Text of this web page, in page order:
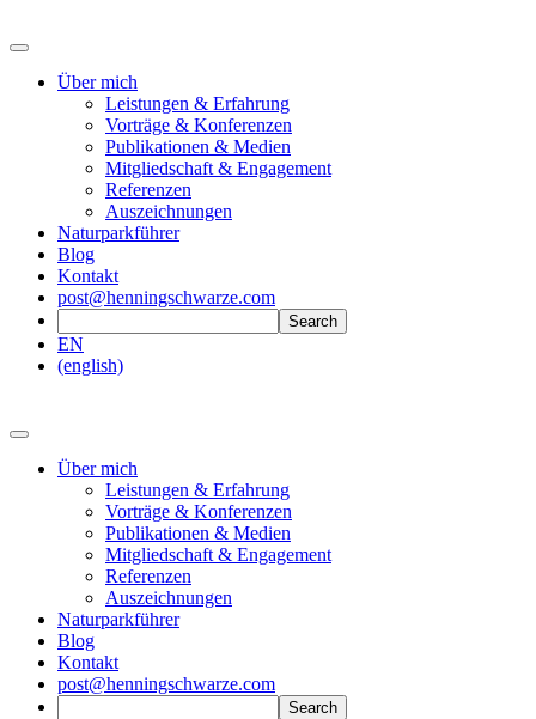
Über mich
Leistungen & Erfahrung
Vorträge & Konferenzen
Publikationen & Medien
Mitgliedschaft & Engagement
Referenzen
Auszeichnungen
Naturparkführer
Blog
Kontakt
post@henningschwarze.com
EN
(english)
Über mich
Leistungen & Erfahrung
Vorträge & Konferenzen
Publikationen & Medien
Mitgliedschaft & Engagement
Referenzen
Auszeichnungen
Naturparkführer
Blog
Kontakt
post@henningschwarze.com